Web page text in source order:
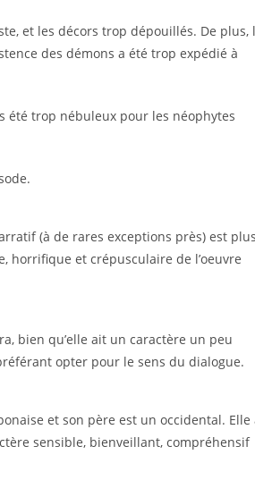
et les décors trop dépouillés. De plus,
des démons a été trop expédié à
été trop nébuleux pour les néophytes
(à de rares exceptions près) est
horrifique et crépusculaire de l’oeuvre
bien qu’elle ait un caractère un peu
opter pour le sens du dialogue.
et son père est un occidental. Elle
sensible, bienveillant, compréhensif